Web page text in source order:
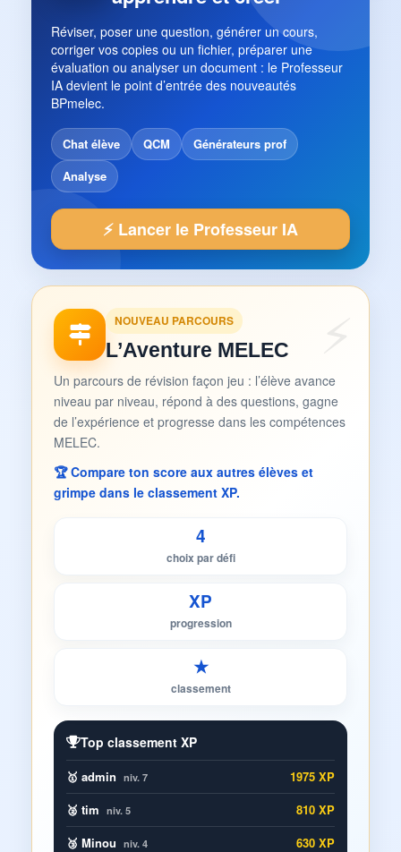
Réviser, poser une question, générer un cours,
corriger vos copies ou un fichier, préparer une
évaluation ou analyser un document : le Professeur
IA devient le point d’entrée des nouveautés
BPmelec.
Chat élève QCM
Générateurs prof
Analyse
⚡ Lancer le Professeur IA
NOUVEAU PARCOURS
L’Aventure MELEC
Un parcours de révision façon jeu : l’élève avance
niveau par niveau, répond à des questions, gagne
de l’expérience et progresse dans les compétences
MELEC.
🏆 Compare ton score aux autres élèves et
grimpe dans le classement XP.
4
choix par défi
XP
progression
★
classement
Top classement XP
🥇 admin niv. 7
1975 XP
🥈 tim niv. 5
810 XP
🥉 Minou niv. 4 630 XP